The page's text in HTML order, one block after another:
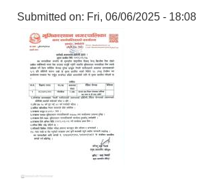
Submitted on: Fri, 06/06/2025 - 18:08